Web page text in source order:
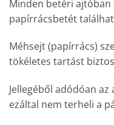
Minden betéri
papírrácsbetét
Méhsejt (papírrács)
tökéletes tartást
Jellegéből adódóan
ezáltal nem terheli a